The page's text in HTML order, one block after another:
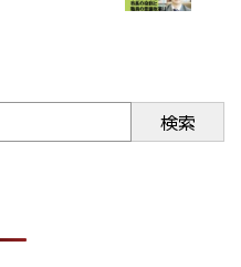
検索